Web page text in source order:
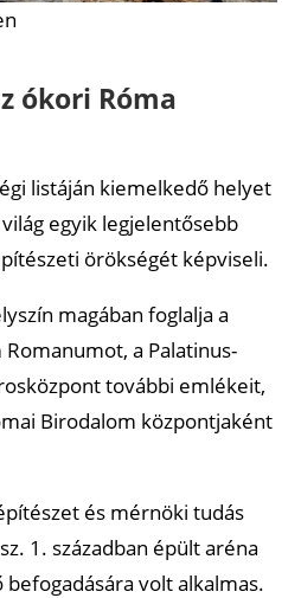
ókori Róma
listáján kiemelkedő helyet
egyik legjelentősebb
örökségét képviseli.
magában foglalja a
a Palatinus-
további emlékeit,
Birodalom központjaként
és mérnöki tudás
1. században épült aréna
volt alkalmas.